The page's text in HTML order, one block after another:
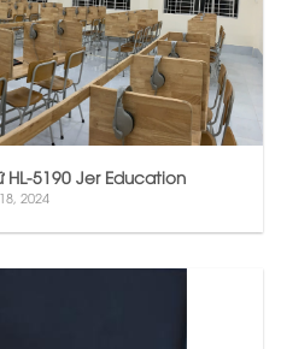
5190 Jer Education
2024